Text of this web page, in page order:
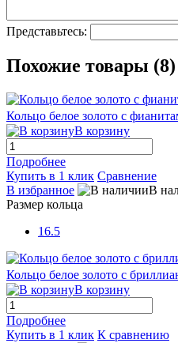
Представьтесь:
Похожие товары (8)
Кольцо белое золото с
В корзину
Подробнее
Купить в 1 клик Сравнение
В избранное
В
Размер кольца
16.5
Кольцо белое золото с
В корзину
Подробнее
Купить в 1 клик К сравнению